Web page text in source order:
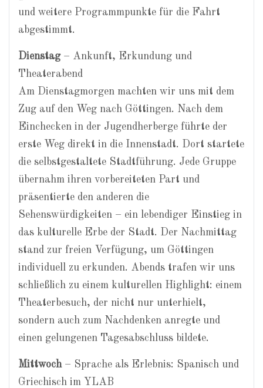
und weitere Programmpunkte für die Fahrt
abgestimmt.
Dienstag– Ankunft, Erkundung und
Theaterabend
Am Dienstagmorgen machten wir uns mit dem
Zug auf den Weg nach Göttingen. Nach dem
Einchecken in der Jugendherberge führte der
erste Weg direkt in die Innenstadt. Dort startete
die selbstgestaltete Stadtführung. Jede Gruppe
übernahm ihren vorbereiteten Part und
präsentierte den anderen die
Sehenswürdigkeiten – ein lebendiger Einstieg in
das kulturelle Erbe der Stadt. Der Nachmittag
stand zur freien Verfügung, um Göttingen
individuell zu erkunden. Abends trafen wir uns
schließlich zu einem kulturellen Highlight: einem
Theaterbesuch, der nicht nur unterhielt,
sondern auch zum Nachdenken anregte und
einen gelungenen Tagesabschluss bildete.
Mittwoch– Sprache als Erlebnis: Spanisch und
Griechisch im YLAB